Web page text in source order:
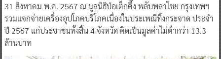
31 สิงหาคม พ.ศ. 2567 ณ มูลนิธิป่อเต็กตึ๊ง พลับพลาไชย กรุงเทพฯ
รวมแจกจ่ายเครื่องอุปโภคบริโภคเนื่องในประเพณีทิ้งกระจาด ประจำ
ปี 2567 แก่ประชาชนทั้งสิ้น 4 จังหวัด คิดเป็นมูลค่าไม่ต่ำกว่า 13.3
ล้านบาท